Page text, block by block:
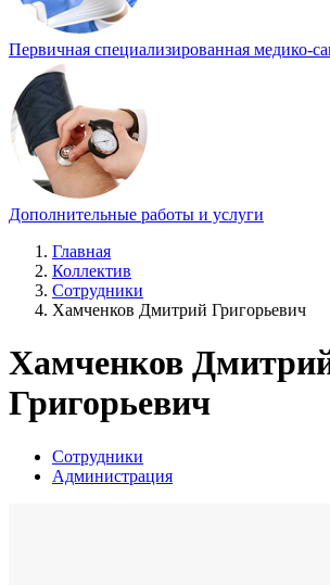
Первичная специализированная медико-
Дополнительные работы и услуги
Главная
Коллектив
Сотрудники
Хамченков Дмитрий Григорьевич
Хамченков
Григорьевич
Сотрудники
Администрация